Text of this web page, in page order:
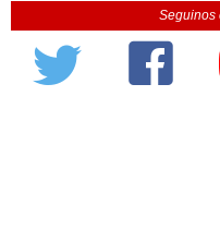
Seguinos